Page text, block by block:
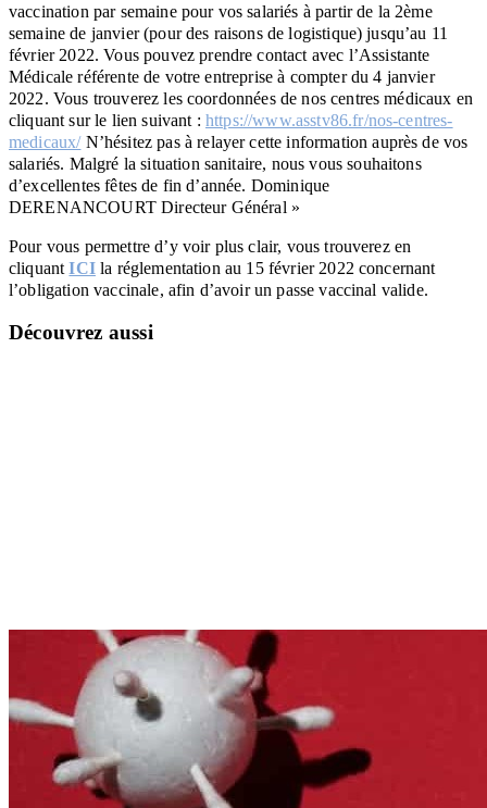
vaccination par semaine pour vos salariés à partir de la 2ème
semaine de janvier (pour des raisons de logistique) jusqu’au 11
février 2022. Vous pouvez prendre contact avec l’Assistante
Médicale référente de votre entreprise à compter du 4 janvier
2022. Vous trouverez les coordonnées de nos centres médicaux en
cliquant sur le lien suivant : https://www.asstv86.fr/nos-centres-
medicaux/ N’hésitez pas à relayer cette information auprès de vos
salariés. Malgré la situation sanitaire, nous vous souhaitons
d’excellentes fêtes de fin d’année. Dominique
DERENANCOURT Directeur Général »
Pour vous permettre d’y voir plus clair, vous trouverez en
cliquantICIla réglementation au 15 février 2022 concernant
l’obligation vaccinale, afin d’avoir un passe vaccinal valide.
Découvrez aussi